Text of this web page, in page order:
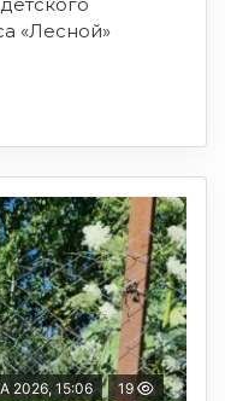
«Лесной»
2026, 15:06 19